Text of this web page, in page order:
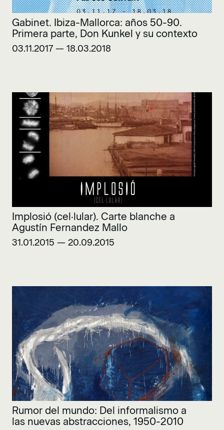
Gabinet. Ibiza-Mallorca: años 50-90.
Primera parte, Don Kunkel y su contexto
03.11.2017 — 18.03.2018
Implosió (cel·lular). Carte blanche a
Agustín Fernandez Mallo
31.01.2015 — 20.09.2015
Rumor del mundo: Del informalismo a
las nuevas abstracciones, 1950-2010